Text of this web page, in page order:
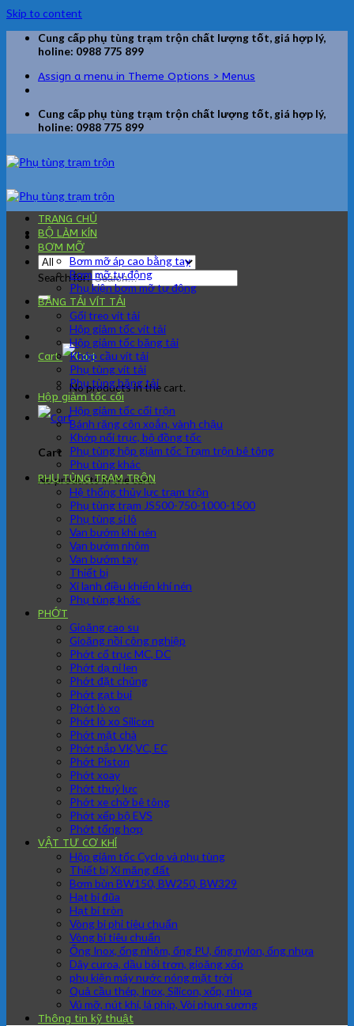
Skip to content
Cung cấp phụ tùng trạm trộn chất lượng tốt, giá hợp lý,
holine: 0988 775 899
Assign a menu in Theme Options > Menus
Cung cấp phụ tùng trạm trộn chất lượng tốt, giá hợp lý,
holine: 0988 775 899
Search for:
Cart
No products in the cart.
Cart
No products in the cart.
TRANG CHỦ
BỘ LÀM KÍN
BƠM MỠ
Bơm mỡ áp cao bằng tay
Bơm mỡ tự động
Phụ kiện bơm mỡ tự động
BĂNG TẢI VÍT TẢI
Gối treo vít tải
Hộp giảm tốc vít tải
Hộp giảm tốc băng tải
Khớp cầu vít tải
Phụ tùng vít tải
Phụ tùng băng tải
Hộp giảm tốc cối
Hộp giảm tốc cối trộn
Bánh răng côn xoắn, vành chậu
Khớp nối trục, bộ đồng tốc
Phụ tùng hộp giảm tốc Trạm trộn bê tông
Phụ tùng khác
PHỤ TÙNG TRẠM TRÔN
Hệ thống thủy lực trạm trộn
Phụ tùng trạm JS500-750-1000-1500
Phụ tùng si lô
Van bướm khí nén
Van bướm nhôm
Van bướm tay
Thiết bị
Xi lanh điều khiển khí nén
Phụ tùng khác
PHỚT
Gioăng cao su
Gioăng nồi công nghiệp
Phớt cổ trục MC, DC
Phớt dạ nỉ len
Phớt đặt chủng
Phớt gạt bụi
Phớt lò xo
Phớt lò xo Silicon
Phớt mặt chà
Phớt nắp VK,VC, EC
Phớt Piston
Phớt xoay
Phớt thuỷ lực
Phớt xe chở bê tông
Phớt xếp bộ EVS
Phớt tổng hợp
VẬT TƯ CƠ KHÍ
Hộp giảm tốc Cyclo và phụ tùng
Thiết bị Xi măng đất
Bơm bùn BW150, BW250, BW329
Hạt bi đũa
Hạt bi tròn
Vòng bi phi tiêu chuẩn
Vòng bi tiêu chuẩn
Ống Inox, ống nhôm, ống PU, ống nylon, ống nhựa
Dây curoa, dầu bôi trơn, gioăng xốp
phụ kiện máy nước nóng mặt trời
Quả cầu thép, Inox, Silicon, xốp, nhựa
Vú mỡ, nút khí, lá phíp, Vòi phun sương
Thông tin kỹ thuật